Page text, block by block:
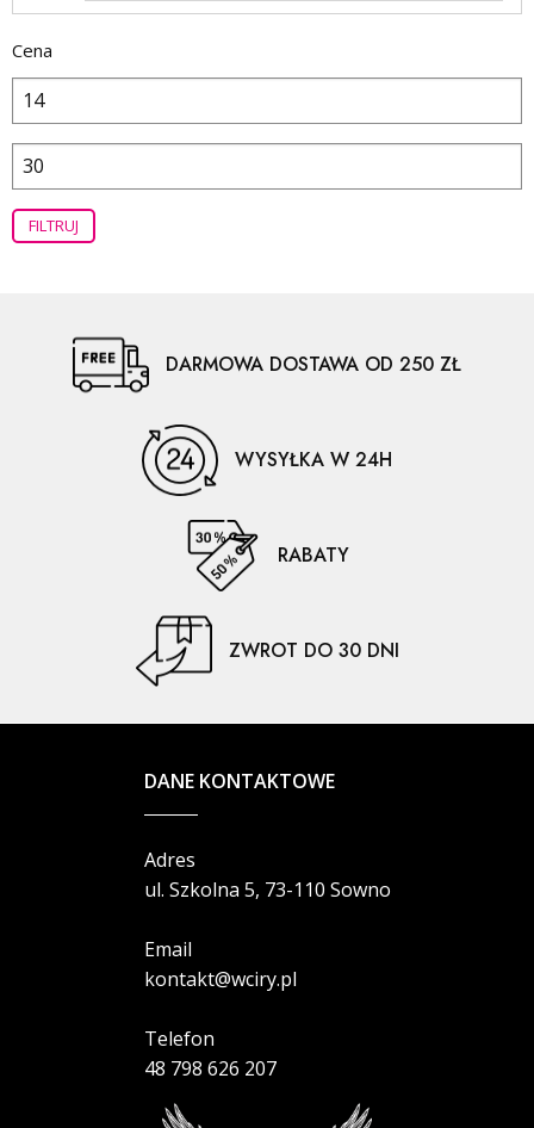
Cena
FILTRUJ
DARMOWA DOSTAWA OD 250 ZŁ
WYSYŁKA W 24H
RABATY
ZWROT DO 30 DNI
DANE KONTAKTOWE
Adres
ul. Szkolna 5, 73-110 Sowno
Email
kontakt@wciry.pl
Telefon
48 798 626 207